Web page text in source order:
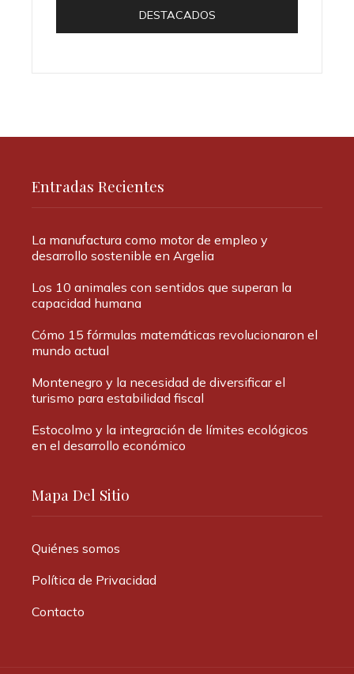
DESTACADOS
Entradas Recientes
La manufactura como motor de empleo y
desarrollo sostenible en Argelia
Los 10 animales con sentidos que superan la
capacidad humana
Cómo 15 fórmulas matemáticas revolucionaron el
mundo actual
Montenegro y la necesidad de diversificar el
turismo para estabilidad fiscal
Estocolmo y la integración de límites ecológicos
en el desarrollo económico
Mapa Del Sitio
Quiénes somos
Política de Privacidad
Contacto